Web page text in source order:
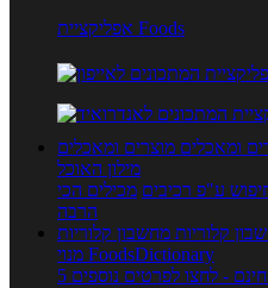
אפליקציית Foods
ומאכלים מוצרים ומאכלים
מילון האוכל
ע"פ רכיבים מכילים הכי
הרבה
קלוריות מחשבון קלוריות
מנוי FoodsDictionary
חינם - לחצו לפרטים נוספים